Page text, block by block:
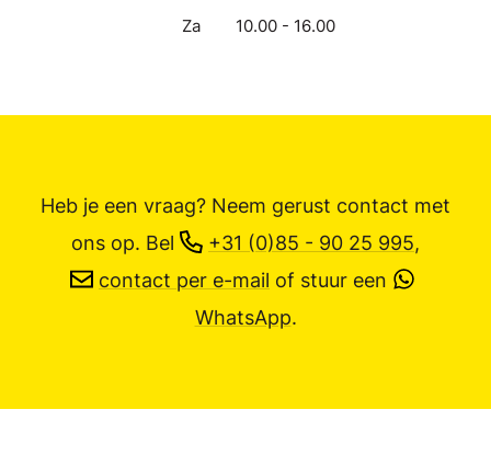
Za
10.00 - 16.00
Heb je een vraag? Neem gerust contact met
ons op. Bel +31 (0)85 - 90 25 995,
contact per e-mail of stuur een
WhatsApp.